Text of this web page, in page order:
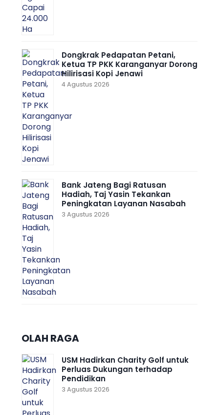
Dongkrak Pedapatan Petani,
Ketua TP PKK Karanganyar Dorong
Hilirisasi Kopi Jenawi
4 Agustus 2026
Bank Jateng Bagi Ratusan
Hadiah, Taj Yasin Tekankan
Peningkatan Layanan Nasabah
3 Agustus 2026
OLAH RAGA
USM Hadirkan Charity Golf untuk
Perluas Dukungan terhadap
Pendidikan
3 Agustus 2026